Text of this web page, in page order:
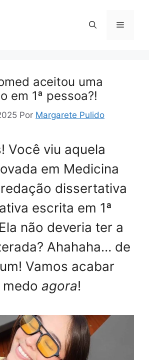
Menu
aceitou uma
em 1ª pessoa?!
Por Margarete Pulido
Você viu aquela
em Medicina
dissertativa
escrita em 1ª
não deveria ter a
Ahahaha… de
Vamos acabar
agora!